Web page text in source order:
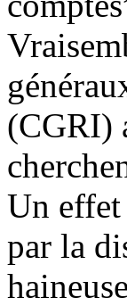
(CGRI)
Un effet
par la